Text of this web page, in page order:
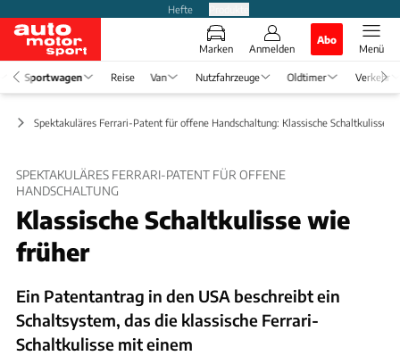
Hefte
Marken Anmelden
Abo
Menü
Sportwagen Reise Van Nutzfahrzeuge Oldtimer Verkehr
Spektakuläres Ferrari-Patent für offene Handschaltung: Klassische Schaltkulisse
SPEKTAKULÄRES FERRARI-PATENT FÜR OFFENE
HANDSCHALTUNG
Klassische Schaltkulisse wie
früher
Ein Patentantrag in den USA beschreibt ein
Schaltsystem, das die klassische Ferrari-
Schaltkulisse mit einem